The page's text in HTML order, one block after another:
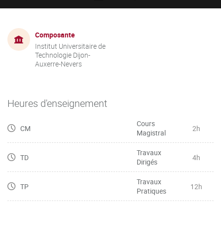
Composante
Institut Universitaire de
Technologie Dijon-
Auxerre-Nevers
Heures d'enseignement
CM
Cours
Magistral
2h
TD
Travaux
Dirigés
4h
TP
Travaux
Pratiques
12h